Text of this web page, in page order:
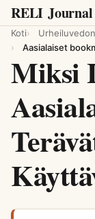
RELI Journal
Koti
Aasialaiset
Miksi